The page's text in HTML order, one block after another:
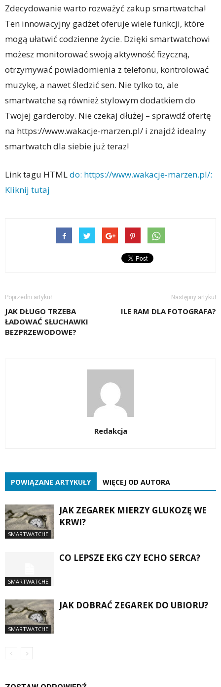
Zdecydowanie warto rozważyć zakup smartwatcha!
Ten innowacyjny gadżet oferuje wiele funkcji, które
mogą ułatwić codzienne życie. Dzięki smartwatchowi
możesz monitorować swoją aktywność fizyczną,
otrzymywać powiadomienia z telefonu, kontrolować
muzykę, a nawet śledzić sen. Nie tylko to, ale
smartwatche są również stylowym dodatkiem do
Twojej garderoby. Nie czekaj dłużej – sprawdź ofertę
na https://www.wakacje-marzen.pl/ i znajdź idealny
smartwatch dla siebie już teraz!
Link tagu HTMLdo: https://www.wakacje-marzen.pl/:
Kliknij tutaj
Poprzedni artykuł
JAK DŁUGO TRZEBA
ŁADOWAĆ SŁUCHAWKI
BEZPRZEWODOWE?
Następny artykuł
ILE RAM DLA FOTOGRAFA?
Redakcja
POWIĄZANE ARTYKUŁY WIĘCEJ OD AUTORA
SMARTWATCHE
JAK ZEGAREK MIERZY GLUKOZĘ WE
KRWI?
SMARTWATCHE
CO LEPSZE EKG CZY ECHO SERCA?
SMARTWATCHE
JAK DOBRAĆ ZEGAREK DO UBIORU?